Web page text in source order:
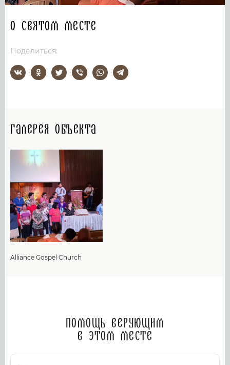
О святом месте
Поделиться:
Галерея объекта
Alliance Gospel Church
Помощь верующим
в этом месте